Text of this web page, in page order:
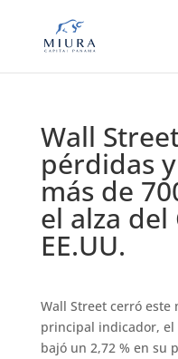
Wall
pérdidas
más de
el alza del
EE.UU.
Wall Street cerró este
principal indicador, el
bajó un 2,72 % en su